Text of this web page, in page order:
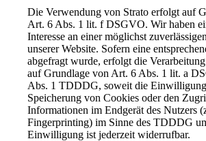
Die Verwendung von Strato erfolgt auf
Art. 6 Abs. 1 lit. f DSGVO. Wir haben
Interesse an einer möglichst
unserer Website. Sofern eine
abgefragt wurde, erfolgt die
auf Grundlage von Art. 6 Abs. 1 lit. a
Abs. 1 TDDDG, soweit die
Speicherung von Cookies oder den
Informationen im Endgerät des Nutzers
Fingerprinting) im Sinne des TDDDG
Einwilligung ist jederzeit widerrufbar.